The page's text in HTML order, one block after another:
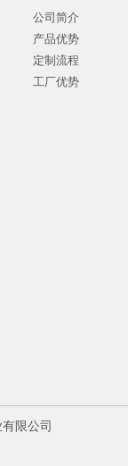
公司简介
产品优势
定制流程
工厂优势
限公司